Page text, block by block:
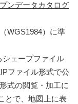
ンデータカタログ
WGS1984）に準
ェープファイル
ファイル形式で公
式の閲覧・加工に
とで、地図上に表